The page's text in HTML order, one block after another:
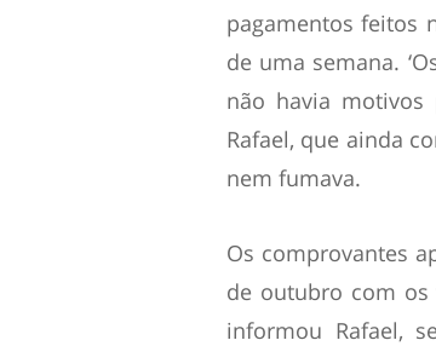
pagamentos feitos
de uma semana.
não havia motivos
Rafael, que ainda
nem fumava.
Os comprovantes
de outubro com os
informou Rafael,